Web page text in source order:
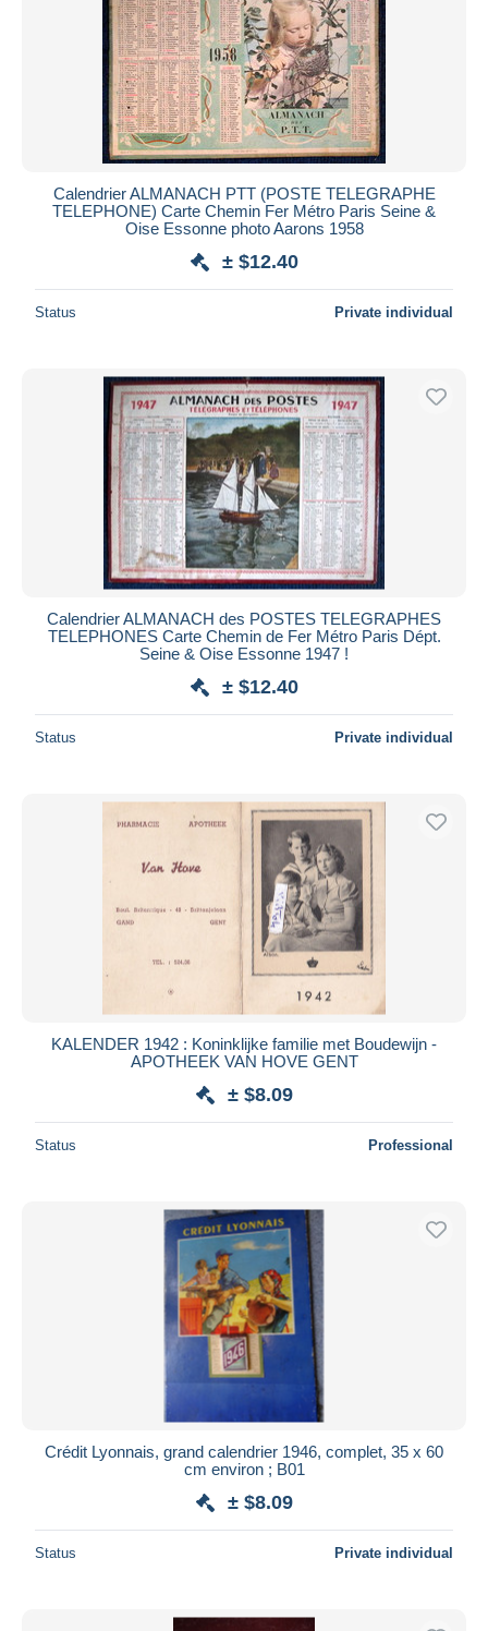
Calendrier ALMANACH PTT (POSTE TELEGRAPHE
TELEPHONE) Carte Chemin Fer Métro Paris Seine &
Oise Essonne photo Aarons 1958
± $12.40
Status Private individual
Calendrier ALMANACH des POSTES TELEGRAPHES
TELEPHONES Carte Chemin de Fer Métro Paris Dépt.
Seine & Oise Essonne 1947 !
± $12.40
Status Private individual
KALENDER 1942 : Koninklijke familie met Boudewijn -
APOTHEEK VAN HOVE GENT
± $8.09
Status Professional
Crédit Lyonnais, grand calendrier 1946, complet, 35 x 60
cm environ ; B01
± $8.09
Status Private individual